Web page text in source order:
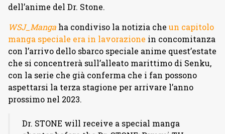
dell’anime del Dr. Stone.
WSJ_Manga ha condiviso la notizia che un capitolo
manga speciale era in lavorazione in concomitanza
con l’arrivo dello sbarco speciale anime quest’estate
che si concentrerà sull’alleato marittimo di Senku,
con la serie che già conferma che i fan possono
aspettarsi la terza stagione per arrivare l’anno
prossimo nel 2023.
Dr. STONE will receive a special manga